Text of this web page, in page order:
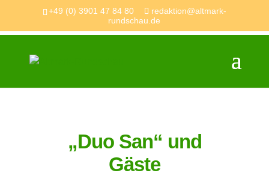
+49 (0) 3901 47 84 80
redaktion@altmark-
rundschau.de
„Duo San“ und
Gäste